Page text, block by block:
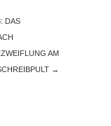
DAS
AM
→